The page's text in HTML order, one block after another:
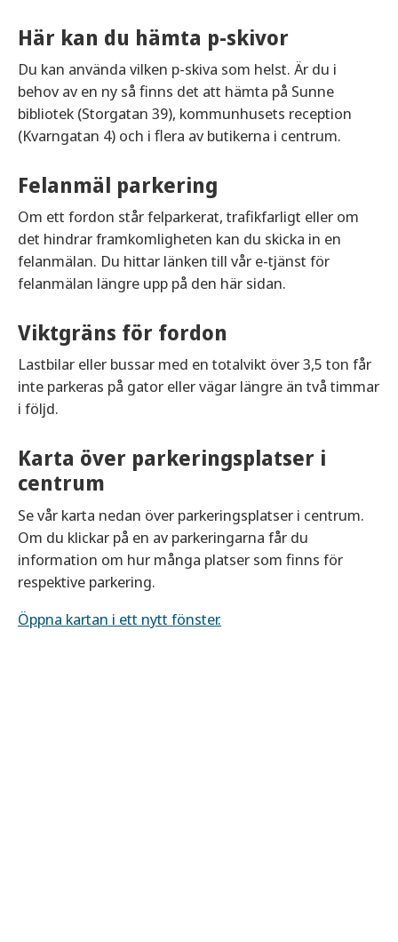
Här kan du hämta p-skivor
Du kan använda vilken p-skiva som helst. Är du i
behov av en ny så finns det att hämta på Sunne
bibliotek (Storgatan 39), kommunhusets reception
(Kvarngatan 4) och i flera av butikerna i centrum.
Felanmäl parkering
Om ett fordon står felparkerat, trafikfarligt eller om
det hindrar framkomligheten kan du skicka in en
felanmälan. Du hittar länken till vår e-tjänst för
felanmälan längre upp på den här sidan.
Viktgräns för fordon
Lastbilar eller bussar med en totalvikt över 3,5 ton får
inte parkeras på gator eller vägar längre än två timmar
i följd.
Karta över parkeringsplatser i
centrum
Se vår karta nedan över parkeringsplatser i centrum.
Om du klickar på en av parkeringarna får du
information om hur många platser som finns för
respektive parkering.
Öppna kartan i ett nytt fönster.